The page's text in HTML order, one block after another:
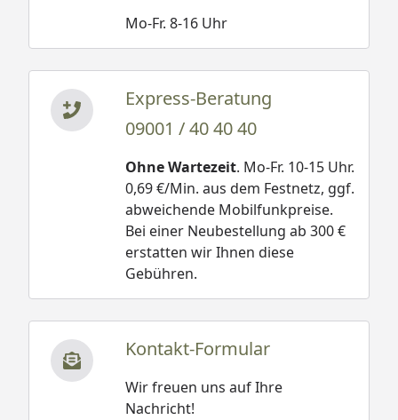
Mo-Fr. 8-16 Uhr
Express-Beratung
09001 / 40 40 40
Ohne Wartezeit. Mo-Fr. 10-15 Uhr.
0,69 €/Min. aus dem Festnetz, ggf.
abweichende Mobilfunkpreise.
Bei einer Neubestellung ab 300 €
erstatten wir Ihnen diese
Gebühren.
Kontakt-Formular
Wir freuen uns auf Ihre
Nachricht!